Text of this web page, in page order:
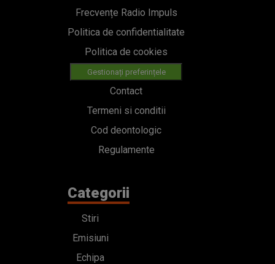
Frecvențe Radio Impuls
Politica de confidentialitate
Politica de cookies
Gestionați preferințele
Contact
Termeni si conditii
Cod deontologic
Regulamente
Categorii
Stiri
Emisiuni
Echipa